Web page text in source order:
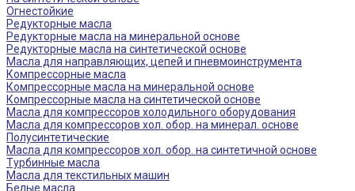
Огнестойкие
Редукторные масла
Редукторные масла на минеральной основе
Редукторные масла на синтетической основе
Масла для направляющих, цепей и пневмоинструмента
Компрессорные масла
Компрессорные масла на минеральной основе
Компрессорные масла на синтетической основе
Масла для компрессоров холодильного оборудования
Масла для компрессоров хол. обор. на минерал. основе
Полусинтетические
Масла для компрессоров хол. обор. на синтетичной основе
Турбинные масла
Масла для текстильных машин
Белые масла